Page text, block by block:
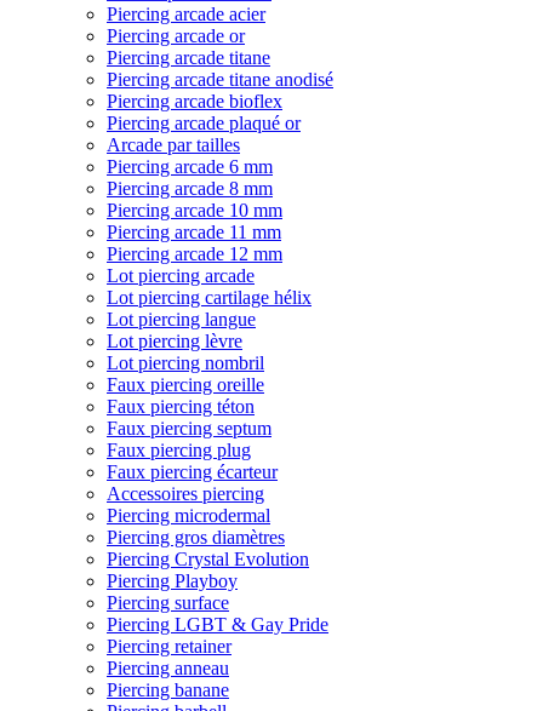
Piercing arcade acier
Piercing arcade or
Piercing arcade titane
Piercing arcade titane anodisé
Piercing arcade bioflex
Piercing arcade plaqué or
Arcade par tailles
Piercing arcade 6 mm
Piercing arcade 8 mm
Piercing arcade 10 mm
Piercing arcade 11 mm
Piercing arcade 12 mm
Lot piercing arcade
Lot piercing cartilage hélix
Lot piercing langue
Lot piercing lèvre
Lot piercing nombril
Faux piercing oreille
Faux piercing téton
Faux piercing septum
Faux piercing plug
Faux piercing écarteur
Accessoires piercing
Piercing microdermal
Piercing gros diamètres
Piercing Crystal Evolution
Piercing Playboy
Piercing surface
Piercing LGBT & Gay Pride
Piercing retainer
Piercing anneau
Piercing banane